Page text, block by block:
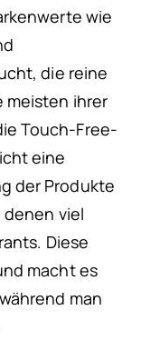
wie
die reine
meisten ihrer
Touch-Free-
eine
der Produkte
denen viel
Diese
macht es
man